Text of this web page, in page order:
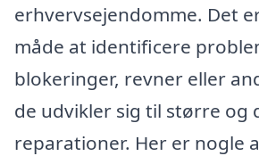
erhvervsejendomme. Det
måde at identificere
blokeringer, revner eller
de udvikler sig til større og
reparationer. Her er nogle